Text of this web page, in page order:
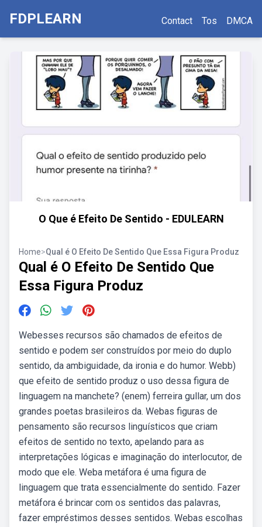
FDPLEARN Contact Tos DMCA
O Que é Efeito De Sentido - EDULEARN
Home>Qual é O Efeito De Sentido Que Essa Figura Produz
Qual é O Efeito De Sentido Que
Essa Figura Produz
Webesses recursos são chamados de efeitos de
sentido e podem ser construídos por meio do duplo
sentido, da ambiguidade, da ironia e do humor. Webb)
que efeito de sentido produz o uso dessa figura de
linguagem na manchete? (enem) ferreira gullar, um dos
grandes poetas brasileiros da. Webas figuras de
pensamento são recursos linguísticos que criam
efeitos de sentido no texto, apelando para as
interpretações lógicas e imaginação do interlocutor, de
modo que ele. Weba metáfora é uma figura de
linguagem que trata essencialmente do sentido. Fazer
metáfora é brincar com os sentidos das palavras,
fazer empréstimos desses sentidos. Webas escolhas